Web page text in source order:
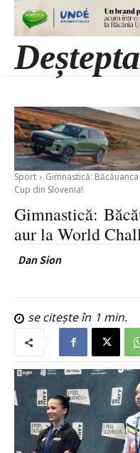
Sport
Gimnastică:
Cup din Slovenia!
Gimnastică:
aur la World
Dan Sion
se citește în 1 min.